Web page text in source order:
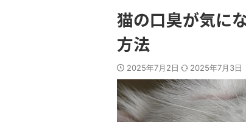
猫の口臭が気に
方法
2025年7月2日 2025年7月3日